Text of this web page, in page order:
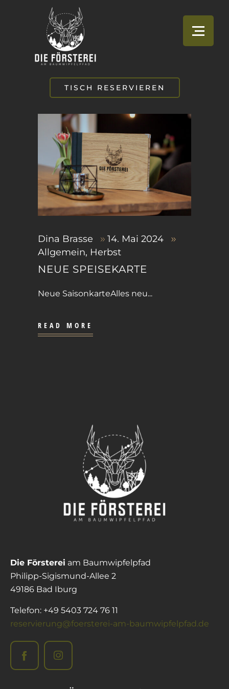
TISCH RESERVIEREN
Dina Brasse
14. Mai 2024
Allgemein, Herbst
NEUE SPEISEKARTE
Neue SaisonkarteAlles neu
READ MORE
Die Försterei am Baumwipfelpfad
Philipp-Sigismund-Allee 2
49186 Bad Iburg
Telefon: +49 5403 724 76 11
reservierung@foersterei-am-baumwipfelpfad.de